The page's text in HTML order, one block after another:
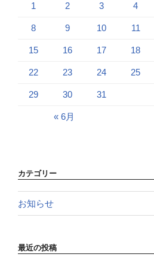
1 2 3 4
8 9 10 11
15 16 17 18
22 23 24 25
29 30 31
« 6月
カテゴリー
お知らせ
最近の投稿